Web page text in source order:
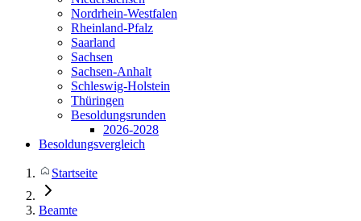
Nordrhein-Westfalen
Rheinland-Pfalz
Saarland
Sachsen
Sachsen-Anhalt
Schleswig-Holstein
Thüringen
Besoldungsrunden
2026-2028
Besoldungsvergleich
Startseite
Beamte